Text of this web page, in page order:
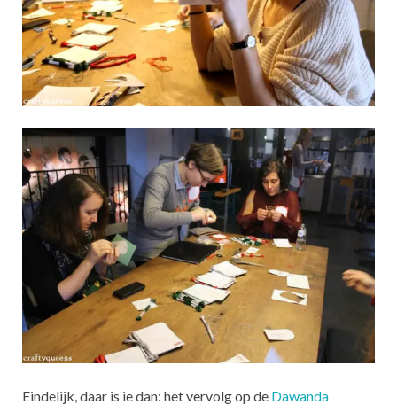
Eindelijk, daar is ie dan: het vervolg op de Dawanda